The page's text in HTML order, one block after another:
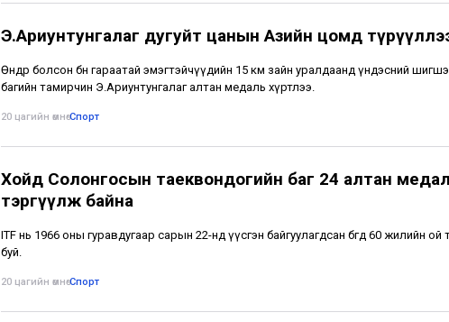
Э.Ариунтунгалаг дугуйт цанын Азийн цомд
Өнөөдөр болсон бөөн гараатай эмэгтэйчүүдийн 15 км зайн уралдаанд үндэсний
багийн тамирчин Э.Ариунтунгалаг алтан медаль хүртлээ.
20 цагийн өмнө•Спорт
Хойд Солонгосын таеквондогийн баг 24 алтан
тэргүүлж байна
ITF нь 1966 оны гуравдугаар сарын 22-нд үүсгэн байгуулагдсан бөгөөд 60 жилийн
буй.
20 цагийн өмнө•Спорт